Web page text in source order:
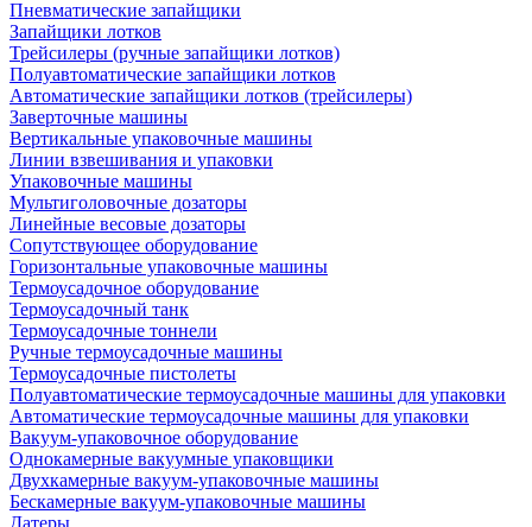
Пневматические запайщики
Запайщики лотков
Трейсилеры (ручные запайщики лотков)
Полуавтоматические запайщики лотков
Автоматические запайщики лотков (трейсилеры)
Заверточные машины
Вертикальные упаковочные машины
Линии взвешивания и упаковки
Упаковочные машины
Мультиголовочные дозаторы
Линейные весовые дозаторы
Сопутствующее оборудование
Горизонтальные упаковочные машины
Термоусадочное оборудование
Термоусадочный танк
Термоусадочные тоннели
Ручные термоусадочные машины
Термоусадочные пистолеты
Полуавтоматические термоусадочные машины для упаковки
Автоматические термоусадочные машины для упаковки
Вакуум-упаковочное оборудование
Однокамерные вакуумные упаковщики
Двухкамерные вакуум-упаковочные машины
Бескамерные вакуум-упаковочные машины
Датеры